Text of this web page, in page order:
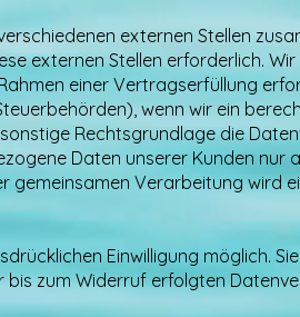
externen Stellen
externen Stellen erforderlich.
einer Vertragserfüllung
wenn wir ein
Rechtsgrundlage die
Daten unserer Kunden nur
gemeinsamen Verarbeitung wird
Einwilligung möglich.
bis zum Widerruf erfolgten